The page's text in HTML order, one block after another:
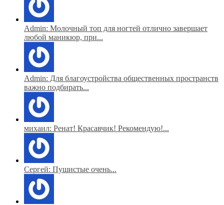
Admin: Молочный топ для ногтей отлично завершает
любой маникюр, при...
Admin: Для благоустройства общественных пространств
важно подбирать...
михаил: Ренат! Красавчик! Рекомендую!...
Сергей: Пушистые очень...